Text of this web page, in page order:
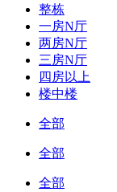
整栋
一房N厅
两房N厅
三房N厅
四房以上
楼中楼
全部
全部
全部